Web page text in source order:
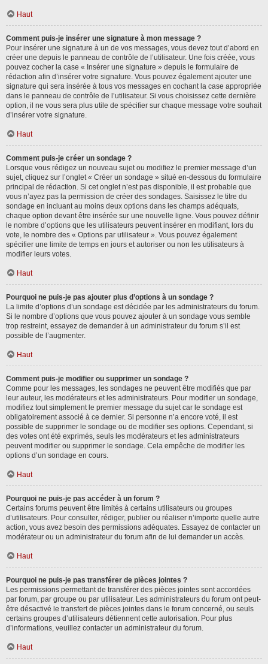
Haut
Comment puis-je insérer une signature à mon message ?
Pour insérer une signature à un de vos messages, vous devez tout d’abord en
créer une depuis le panneau de contrôle de l’utilisateur. Une fois créée, vous
pouvez cocher la case « Insérer une signature » depuis le formulaire de
rédaction afin d’insérer votre signature. Vous pouvez également ajouter une
signature qui sera insérée à tous vos messages en cochant la case appropriée
dans le panneau de contrôle de l’utilisateur. Si vous choisissez cette dernière
option, il ne vous sera plus utile de spécifier sur chaque message votre souhait
d’insérer votre signature.
Haut
Comment puis-je créer un sondage ?
Lorsque vous rédigez un nouveau sujet ou modifiez le premier message d’un
sujet, cliquez sur l’onglet « Créer un sondage » situé en-dessous du formulaire
principal de rédaction. Si cet onglet n’est pas disponible, il est probable que
vous n’ayez pas la permission de créer des sondages. Saisissez le titre du
sondage en incluant au moins deux options dans les champs adéquats,
chaque option devant être insérée sur une nouvelle ligne. Vous pouvez définir
le nombre d’options que les utilisateurs peuvent insérer en modifiant, lors du
vote, le nombre des « Options par utilisateur ». Vous pouvez également
spécifier une limite de temps en jours et autoriser ou non les utilisateurs à
modifier leurs votes.
Haut
Pourquoi ne puis-je pas ajouter plus d’options à un sondage ?
La limite d’options d’un sondage est décidée par les administrateurs du forum.
Si le nombre d’options que vous pouvez ajouter à un sondage vous semble
trop restreint, essayez de demander à un administrateur du forum s’il est
possible de l’augmenter.
Haut
Comment puis-je modifier ou supprimer un sondage ?
Comme pour les messages, les sondages ne peuvent être modifiés que par
leur auteur, les modérateurs et les administrateurs. Pour modifier un sondage,
modifiez tout simplement le premier message du sujet car le sondage est
obligatoirement associé à ce dernier. Si personne n’a encore voté, il est
possible de supprimer le sondage ou de modifier ses options. Cependant, si
des votes ont été exprimés, seuls les modérateurs et les administrateurs
peuvent modifier ou supprimer le sondage. Cela empêche de modifier les
options d’un sondage en cours.
Haut
Pourquoi ne puis-je pas accéder à un forum ?
Certains forums peuvent être limités à certains utilisateurs ou groupes
d’utilisateurs. Pour consulter, rédiger, publier ou réaliser n’importe quelle autre
action, vous avez besoin des permissions adéquates. Essayez de contacter un
modérateur ou un administrateur du forum afin de lui demander un accès.
Haut
Pourquoi ne puis-je pas transférer de pièces jointes ?
Les permissions permettant de transférer des pièces jointes sont accordées
par forum, par groupe ou par utilisateur. Les administrateurs du forum ont peut-
être désactivé le transfert de pièces jointes dans le forum concerné, ou seuls
certains groupes d’utilisateurs détiennent cette autorisation. Pour plus
d’informations, veuillez contacter un administrateur du forum.
Haut